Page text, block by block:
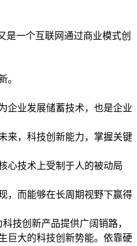
一个互联网通过商业模式创
。
企业发展储蓄技术，也是企业
来，科技创新能力，掌握关键
心技术上受制于人的被动局
，而能够在长周期视野下赢得
技创新产品提供广阔销路，
巨大的科技创新势能。依靠硬